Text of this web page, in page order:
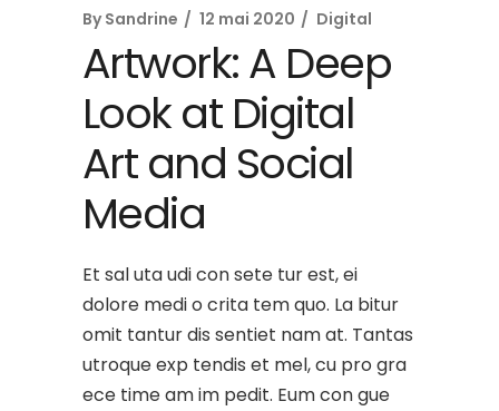
By Sandrine 12 mai 2020 Digital
Artwork: A Deep
Look at Digital
Art and Social
Media
Et sal uta udi con sete tur est, ei
dolore medi o crita tem quo. La bitur
omit tantur dis sentiet nam at. Tantas
utroque exp tendis et mel, cu pro gra
ece time am im pedit. Eum con gue